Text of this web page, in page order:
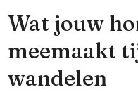
Wat jouw
meemaakt
wandelen